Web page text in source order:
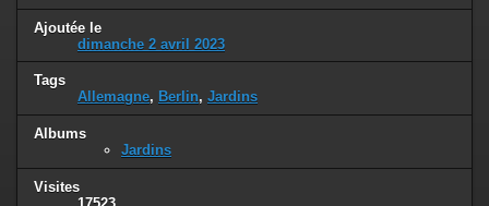
Ajoutée le
dimanche 2 avril 2023
Tags
Allemagne, Berlin, Jardins
Albums
Jardins
Visites